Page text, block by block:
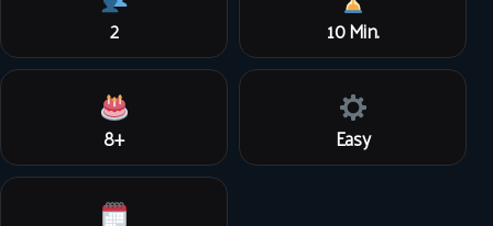
2 10 Min.
8+ Easy